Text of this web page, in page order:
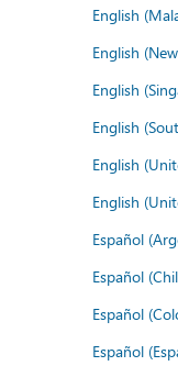
English
English
English
English
English
English
Español
Español
Español
Español